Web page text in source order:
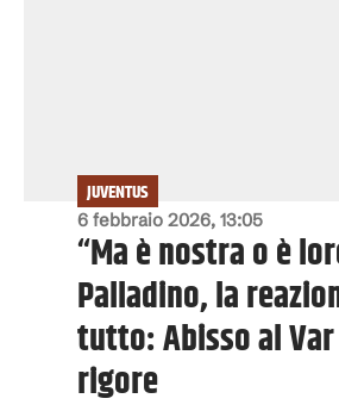
6 febbraio 2026, 13:05
JUVENTUS
“Ma è nostra o è
Palladino, la
tutto: Abisso al
rigore